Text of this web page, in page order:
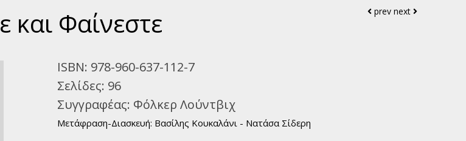
και Φαίνεστε prev next
ISBN: 978-960-637-112-7
Σελίδες: 96
Συγγραφέας: Φόλκερ Λούντβιχ
Μετάφραση-Διασκευή: Βασίλης Κουκαλάνι - Νατάσα Σίδερη